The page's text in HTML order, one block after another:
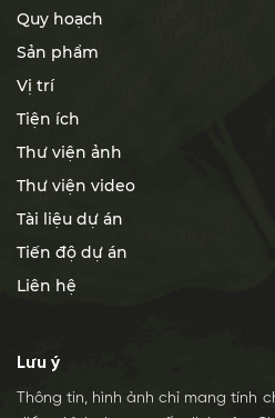
Quy hoạch
Sản phẩm
Vị trí
Tiện ích
Thư viện ảnh
Thư viện video
Tài liệu dự án
Tiến độ dự án
Liên hệ
Lưu ý
Thông tin, hình ảnh chỉ mang tính